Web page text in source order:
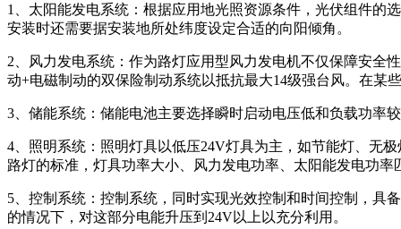
1、太阳能发电系统：根据应用地光照资源条件，光伏组件的
安装时还需要据安装地所处纬度设定合适的向阳倾角。
2、风力发电系统：作为路灯应用型风力发电机不仅保障安全
动+电磁制动的双保险制动系统以抵抗最大14级强台风。在某
3、储能系统：储能电池主要选择瞬时启动电压低和负载功率
4、照明系统：照明灯具以低压24V灯具为主，如节能灯、无
路灯的标准，灯具功率大小、风力发电功率、太阳能发电功
5、控制系统：控制系统，同时实现光效控制和时间控制，具
的情况下，对这部分电能升压到24V以上以充分利用。